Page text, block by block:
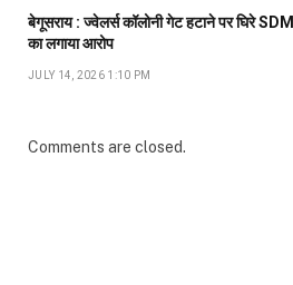
बेगूसराय : ज्वेलर्स कॉलोनी गेट हटाने पर घिरे
का लगाया आरोप
JULY 14, 2026 1:10 PM
Comments are closed.